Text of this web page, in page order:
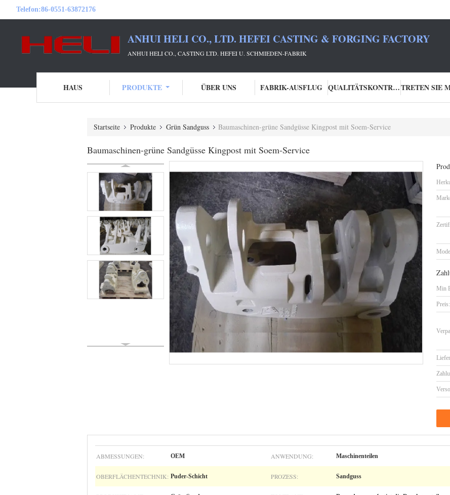
Telefon:86-0551-63872176
ANHUI HELI CO., LTD. HEFEI CASTING & FORGING FACTORY
ANHUI HELI CO., CASTING LTD. HEFEI U. SCHMIEDEN-FABRIK
HAUS PRODUKTE ÜBER UNS FABRIK-AUSFLUG QUALITÄTSKONTROLLE
Startseite Produkte Grün Sandguss Baumaschinen-grüne Sandgüsse Kingpost mit Soem-Service
Baumaschinen-grüne Sandgüsse Kingpost mit Soem-Service
Min
Preis:
ABMESSUNGEN: OEM ANWENDUNG: Maschinenteilen
OBERFLÄCHENTECHNIK: Puder-Schicht PROZESS: Sandguss